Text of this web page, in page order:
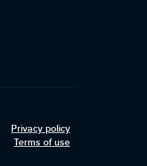
Privacy policy
Terms of use